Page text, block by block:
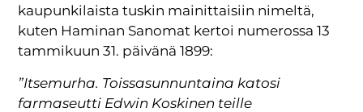
kaupunkilaista tuskin mainittaisiin nimeltä,
kuten Haminan Sanomat kertoi numerossa 13
tammikuun 31. päivänä 1899:
”Itsemurha. Toissasunnuntaina katosi
farmaseutti Edwin Koskinen teille